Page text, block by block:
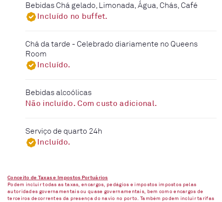
Bebidas Chá gelado, Limonada, Água, Chás, Café
Incluído no buffet.
Chá da tarde - Celebrado diariamente no Queens
Room
Incluído.
Bebidas alcoólicas
Não incluído. Com custo adicional.
Serviço de quarto 24h
Incluído.
Conceito de Taxas e Impostos Portuários
Podem incluir todas as taxas, encargos, pedágios e impostos impostos pelas
autoridades governamentais ou quase governamentais, bem como encargos de
terceiros decorrentes da presença do navio no porto. Também podem incluir tarifas